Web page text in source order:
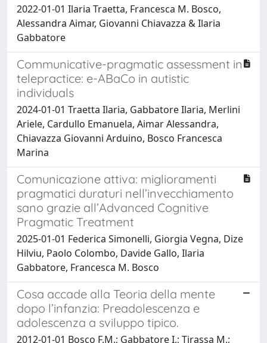
2022-01-01 Ilaria Traetta, Francesca M. Bosco,
Alessandra Aimar, Giovanni Chiavazza & Ilaria
Gabbatore
Communicative-pragmatic assessment in
telepractice: e-ABaCo in autistic
individuals
2024-01-01 Traetta Ilaria, Gabbatore Ilaria, Merlini
Ariele, Cardullo Emanuela, Aimar Alessandra,
Chiavazza Giovanni Arduino, Bosco Francesca
Marina
Comunicazione attiva: miglioramenti
pragmatici duraturi nell’invecchiamento
sano grazie all’Advanced Cognitive
Pragmatic Treatment
2025-01-01 Federica Simonelli, Giorgia Vegna, Dize
Hilviu, Paolo Colombo, Davide Gallo, Ilaria
Gabbatore, Francesca M. Bosco
Cosa accade alla Teoria della mente
dopo l’infanzia: Preadolescenza e
adolescenza a sviluppo tipico.
2012-01-01 Bosco F.M.; Gabbatore I.; Tirassa M.;